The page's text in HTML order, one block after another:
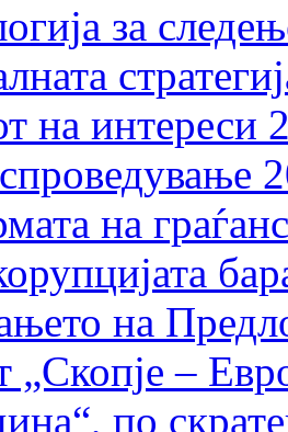
за
на интереси
на
на
„Скопје –
по